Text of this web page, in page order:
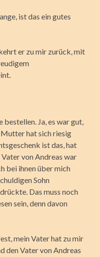
ist das ein gutes
er zu mir zurück, mit
bestellen. Ja, es war gut,
Mutter hat sich riesig
ist das, hat
von Andreas war
bei ihnen über mich
Sohn
Das muss noch
sein, denn davon
mein Vater hat zu mir
den Vater von Andreas